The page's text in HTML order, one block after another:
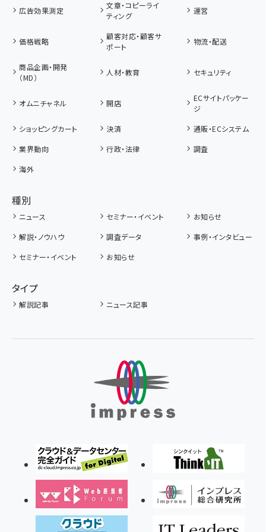
広告効果測定
文章・コピーライ
ティング
運営
価格戦略
顧客対応・顧客サ
ポート
物流・配送
商品企画・開発
（MD）
人材・教育 セキュリティ
オムニチャネル 開店
ECサイトパッケー
ジ
ショッピングカート
決済
通販・ECシステム
業界動向
行政・法律
調査
海外
種別
ニュース セミナー・イベント
お知らせ
解説・ノウハウ
調査データ
事例・インタビュー
セミナー・イベント
お知らせ
タイプ
解説記事 ニュース記事